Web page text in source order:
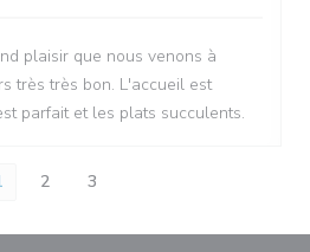
plaisir que nous venons à
très très bon. L'accueil est
parfait et les plats succulents.
2 3